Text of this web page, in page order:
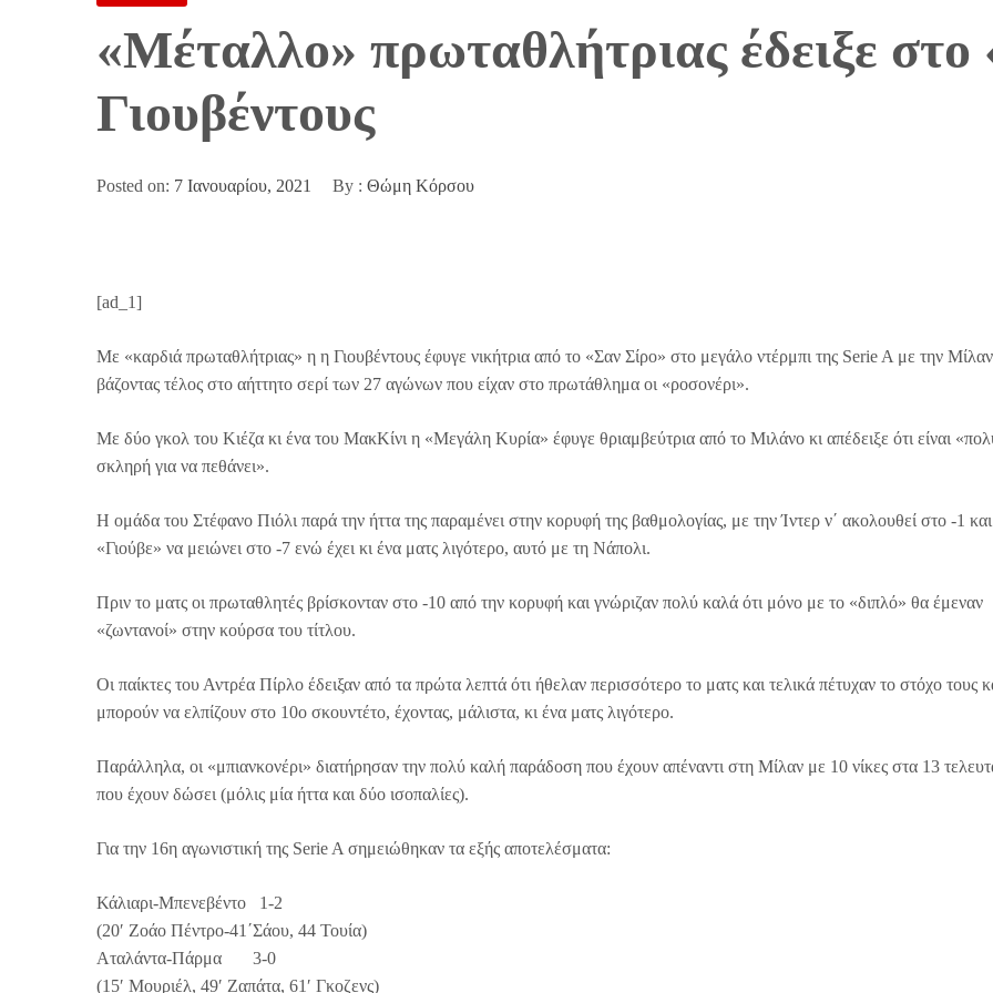
«Μέταλλο» πρωταθλήτριας έδειξε
Γιουβέντους
Posted on: 7 Ιανουαρίου, 2021 By : Θώμη Κόρσου
[ad_1]
Με «καρδιά πρωταθλήτριας» η η Γιουβέντους έφυγε νικήτρια από το «Σαν Σίρο» στο μεγάλο ντέρμπι της Serie A με την
βάζοντας τέλος στο αήττητο σερί των 27 αγώνων που είχαν στο πρωτάθλημα οι «ροσονέρι».
Με δύο γκολ του Κιέζα κι ένα του ΜακΚίνι η «Μεγάλη Κυρία» έφυγε θριαμβεύτρια από το Μιλάνο κι απέδειξε ότι είναι
σκληρή για να πεθάνει».
Η ομάδα του Στέφανο Πιόλι παρά την ήττα της παραμένει στην κορυφή της βαθμολογίας, με την Ίντερ ν΄ ακολουθεί στο -1
«Γιούβε» να μειώνει στο -7 ενώ έχει κι ένα ματς λιγότερο, αυτό με τη Νάπολι.
Πριν το ματς οι πρωταθλητές βρίσκονταν στο -10 από την κορυφή και γνώριζαν πολύ καλά ότι μόνο με το «διπλό» θα έμεναν
«ζωντανοί» στην κούρσα του τίτλου.
Οι παίκτες του Αντρέα Πίρλο έδειξαν από τα πρώτα λεπτά ότι ήθελαν περισσότερο το ματς και τελικά πέτυχαν το στόχο τους
μπορούν να ελπίζουν στο 10ο σκουντέτο, έχοντας, μάλιστα, κι ένα ματς λιγότερο.
Παράλληλα, οι «μπιανκονέρι» διατήρησαν την πολύ καλή παράδοση που έχουν απέναντι στη Μίλαν με 10 νίκες στα 13
που έχουν δώσει (μόλις μία ήττα και δύο ισοπαλίες).
Για την 16η αγωνιστική της Serie A σημειώθηκαν τα εξής αποτελέσματα:
Κάλιαρι-Μπενεβέντο 1-2
(20′ Ζοάο Πέντρο-41΄Σάου, 44 Τουία)
Αταλάντα-Πάρμα 3-0
(15′ Μουριέλ, 49′ Ζαπάτα, 61′ Γκοζενς)